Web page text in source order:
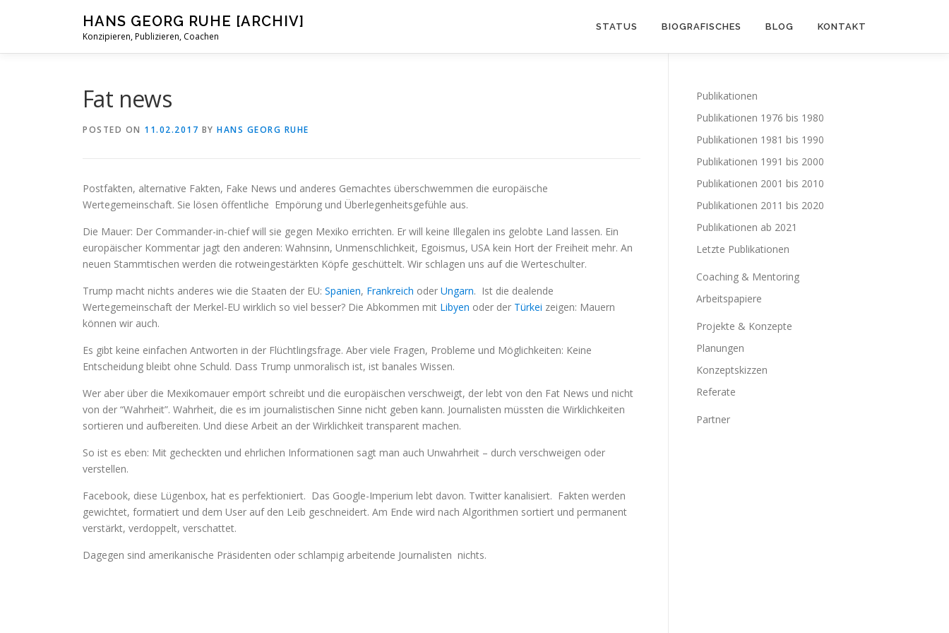
HANS GEORG RUHE [ARCHIV]
Konzipieren, Publizieren, Coachen
STATUS BIOGRAFISCHES BLOG KONTAKT
Fat news
POSTED ON 11.02.2017 BY HANS GEORG RUHE
Postfakten, alternative Fakten, Fake News und anderes Gemachtes überschwemmen die europäische
Wertegemeinschaft. Sie lösen öffentliche Empörung und Überlegenheitsgefühle aus.
Die Mauer: Der Commander-in-chief will sie gegen Mexiko errichten. Er will keine Illegalen ins gelobte Land lassen. Ein
europäischer Kommentar jagt den anderen: Wahnsinn, Unmenschlichkeit, Egoismus, USA kein Hort der Freiheit mehr. An
neuen Stammtischen werden die rotweingestärkten Köpfe geschüttelt. Wir schlagen uns auf die Werteschulter.
Trump macht nichts anderes wie die Staaten der EU: Spanien, Frankreich oder Ungarn. Ist die dealende
Wertegemeinschaft der Merkel-EU wirklich so viel besser? Die Abkommen mit Libyen oder der Türkei zeigen: Mauern
können wir auch.
Es gibt keine einfachen Antworten in der Flüchtlingsfrage. Aber viele Fragen, Probleme und Möglichkeiten: Keine
Entscheidung bleibt ohne Schuld. Dass Trump unmoralisch ist, ist banales Wissen.
Wer aber über die Mexikomauer empört schreibt und die europäischen verschweigt, der lebt von den Fat News und nicht
von der “Wahrheit”. Wahrheit, die es im journalistischen Sinne nicht geben kann. Journalisten müssten die Wirklichkeiten
sortieren und aufbereiten. Und diese Arbeit an der Wirklichkeit transparent machen.
So ist es eben: Mit gecheckten und ehrlichen Informationen sagt man auch Unwahrheit – durch verschweigen oder
verstellen.
Facebook, diese Lügenbox, hat es perfektioniert. Das Google-Imperium lebt davon. Twitter kanalisiert. Fakten werden
gewichtet, formatiert und dem User auf den Leib geschneidert. Am Ende wird nach Algorithmen sortiert und permanent
verstärkt, verdoppelt, verschattet.
Dagegen sind amerikanische Präsidenten oder schlampig arbeitende Journalisten nichts.
Publikationen
Publikationen 1976 bis 1980
Publikationen 1981 bis 1990
Publikationen 1991 bis 2000
Publikationen 2001 bis 2010
Publikationen 2011 bis 2020
Publikationen ab 2021
Letzte Publikationen
Coaching & Mentoring
Arbeitspapiere
Projekte & Konzepte
Planungen
Konzeptskizzen
Referate
Partner